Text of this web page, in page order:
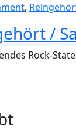
,
/
Rock-